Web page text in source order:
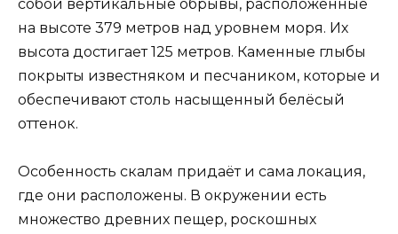
собой вертикальные обрывы, расположенные
на высоте 379 метров над уровнем моря. Их
высота достигает 125 метров. Каменные глыбы
покрыты известняком и песчаником, которые и
обеспечивают столь насыщенный белёсый
оттенок.
Особенность скалам придаёт и сама локация,
где они расположены. В окружении есть
множество древних пещер, роскошных